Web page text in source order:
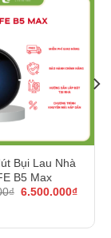
Bụi Lau Nhà
B5 Max
₫ Giá
8.645.000₫.
6.500.000₫Giá
là: